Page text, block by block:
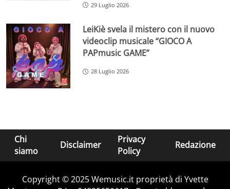
29 Luglio 2026
LeiKiè svela il mistero con il nuovo
videoclip musicale “GIOCO A
PAPmusic GAME”
28 Luglio 2026
Chi
siamo
Disclaimer
Privacy
Policy
Redazione
Copyright © 2025 Wemusic.it proprietà di Yvette